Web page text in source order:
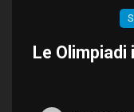
Le Olimpiadi